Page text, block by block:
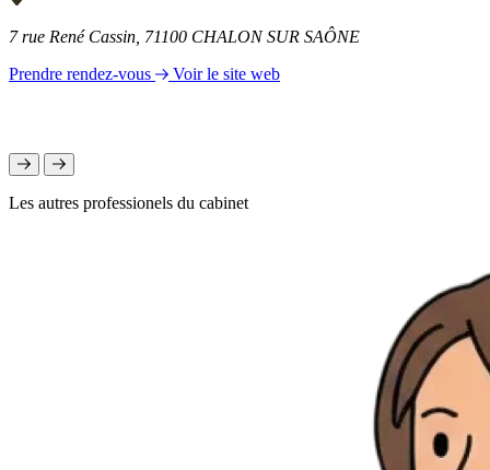
7 rue René Cassin, 71100 CHALON SUR SAÔNE
Prendre rendez-vous
Voir le site web
Les autres professionels du cabinet